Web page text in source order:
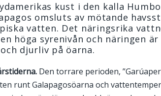
kust i den kalla
omsluts av mötande
vatten. Det näringsrika
höga syrenivån och näringen
och djurliv på öarna.
Den torrare perioden,
runt Galapagosöarna och